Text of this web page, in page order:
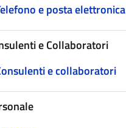
e posta elettronica
e Collaboratori
e collaboratori